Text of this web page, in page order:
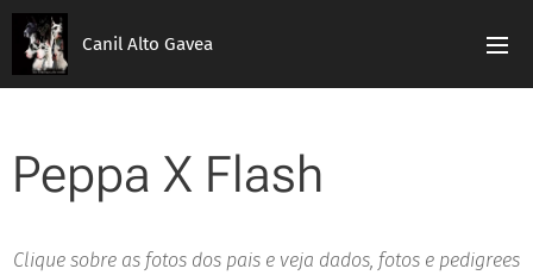
Canil Alto Gavea
Peppa X Flash
Clique sobre as fotos dos pais e veja dados, fotos e pedigrees